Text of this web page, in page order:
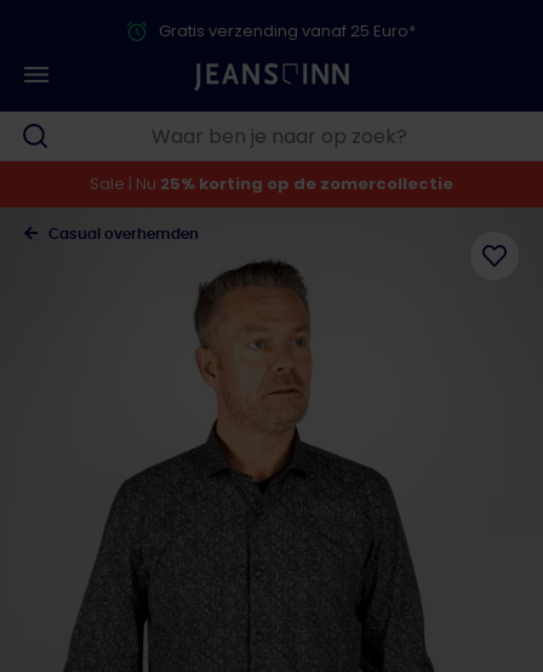
Gratis verzending vanaf 25 Euro*
Sale | Nu 25% korting op de zomercollectie
Casual overhemden